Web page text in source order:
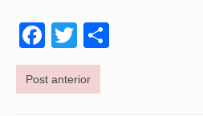
OFICIAIS DE JUSTIÇA
SAÚDE
SOLIDARIEDADE
Facebook
Twitter
Post anterior